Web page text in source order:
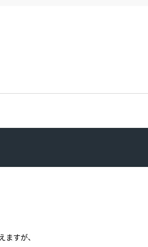
すが、